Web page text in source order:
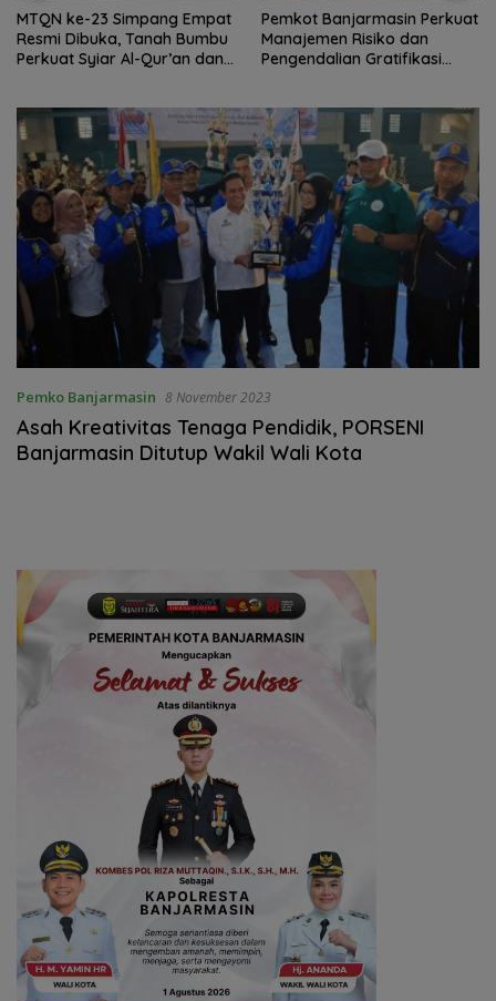
MTQN ke-23 Simpang Empat
Resmi Dibuka, Tanah Bumbu
Perkuat Syiar Al-Qur’an dan
Pemkot Banjarmasin Perkuat
Manajemen Risiko dan
Pengendalian Gratifikasi
Pemko Banjarmasin 8 November 2023
Asah Kreativitas Tenaga Pendidik, PORSENI
Banjarmasin Ditutup Wakil Wali Kota